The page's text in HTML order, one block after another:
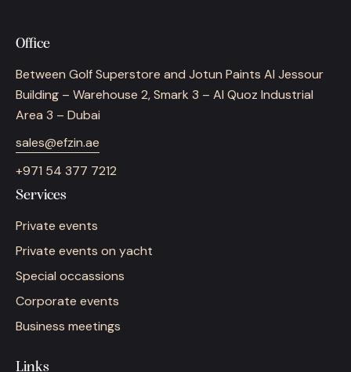
Office
Between Golf Superstore and Jotun Paints Al Jessour
Building – Warehouse 2, Smark 3 – Al Quoz Industrial
Area 3 – Dubai
sales@efzin.ae
+971 54 377 7212
Services
Private events
Private events on yacht
Special occassions
Corporate events
Business meetings
Links